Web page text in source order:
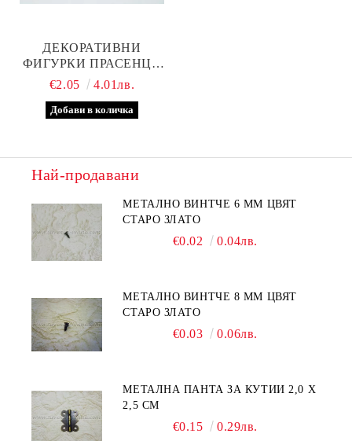
ДЕКОРАТИВНИ
ФИГУРКИ ПРАСЕНЦА
ОТ ПОЛИРЕЗИН
€2.05 4.01лв.
Най-продавани
МЕТАЛНО ВИНТЧЕ 6 ММ ЦВЯТ
СТАРО ЗЛАТО
€0.02 0.04лв.
МЕТАЛНО ВИНТЧЕ 8 ММ ЦВЯТ
СТАРО ЗЛАТО
€0.03 0.06лв.
МЕТАЛНА ПАНТА ЗА КУТИИ 2,0 Х
2,5 СМ
€0.15 0.29лв.